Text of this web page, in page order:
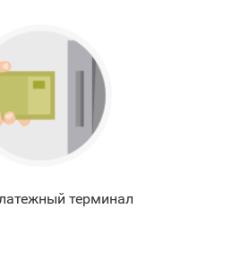
терминал